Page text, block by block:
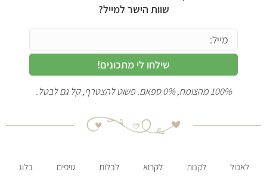
שוות הישר למייל?
שילחו לי מתכונים!
100% מהצומח, 0% ספאם. פשוט להצטרף, קל גם לבטל.
לאכול לקנות לקרוא לבלות טיפים בלוג